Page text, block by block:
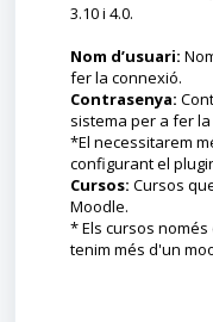
3.10 i 4.0.
Nom d’usuari:
fer la connexió.
Contrasenya:
sistema per a fer
*El necessitarem
configurant el
Cursos: Cursos
Moodle.
* Els cursos
tenim més d'un